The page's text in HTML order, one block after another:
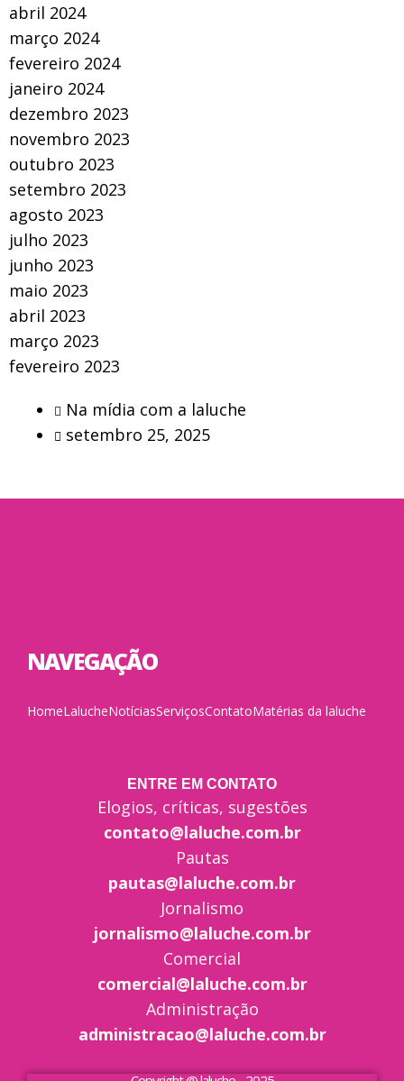
abril 2024
março 2024
fevereiro 2024
janeiro 2024
dezembro 2023
novembro 2023
outubro 2023
setembro 2023
agosto 2023
julho 2023
junho 2023
maio 2023
abril 2023
março 2023
fevereiro 2023
Na mídia com a laluche
setembro 25, 2025
NAVEGAÇÃO
HomeLalucheNotíciasServiçosContatoMatérias da laluche
ENTRE EM CONTATO
Elogios, críticas, sugestões
contato@laluche.com.br
Pautas
pautas@laluche.com.br
Jornalismo
jornalismo@laluche.com.br
Comercial
comercial@laluche.com.br
Administração
administracao@laluche.com.br